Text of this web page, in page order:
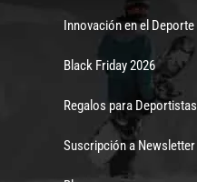
Innovación en el Deporte
Black Friday 2026
Regalos para Deportistas
Suscripción a Newsletter